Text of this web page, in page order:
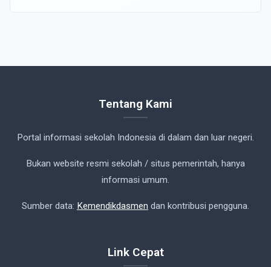
Tentang Kami
Portal informasi sekolah Indonesia di dalam dan luar negeri.
Bukan website resmi sekolah / situs pemerintah, hanya
informasi umum.
Sumber data: Kemendikdasmen dan kontribusi pengguna.
Link Cepat